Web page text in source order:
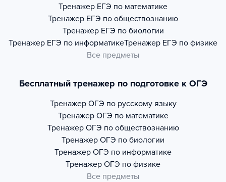
Тренажер ЕГЭ по математике
Тренажер ЕГЭ по обществознанию
Тренажер ЕГЭ по биологии
Тренажер ЕГЭ по информатикеТренажер ЕГЭ по физике
Все предметы
Бесплатный тренажер по подготовке к ОГЭ
Тренажер ОГЭ по русскому языку
Тренажер ОГЭ по математике
Тренажер ОГЭ по обществознанию
Тренажер ОГЭ по биологии
Тренажер ОГЭ по информатике
Тренажер ОГЭ по физике
Все предметы